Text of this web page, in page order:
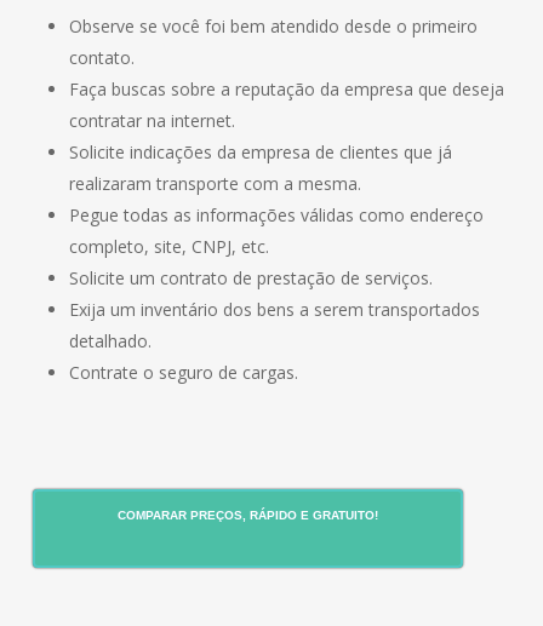
Observe se você foi bem atendido desde o primeiro
contato.
Faça buscas sobre a reputação da empresa que deseja
contratar na internet.
Solicite indicações da empresa de clientes que já
realizaram transporte com a mesma.
Pegue todas as informações válidas como endereço
completo, site, CNPJ, etc.
Solicite um contrato de prestação de serviços.
Exija um inventário dos bens a serem transportados
detalhado.
Contrate o seguro de cargas.
COMPARAR PREÇOS, RÁPIDO E GRATUITO!